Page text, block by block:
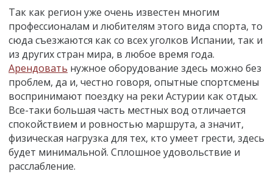
Так как регион уже очень известен многим
профессионалам и любителям этого вида спорта, то
сюда съезжаются как со всех уголков Испании, так и
из других стран мира, в любое время года.
Арендовать нужное оборудование здесь можно без
проблем, да и, честно говоря, опытные спортсмены
воспринимают поездку на реки Астурии как отдых.
Все-таки большая часть местных вод отличается
спокойствием и ровностью маршрута, а значит,
физическая нагрузка для тех, кто умеет грести, здесь
будет минимальной. Сплошное удовольствие и
расслабление.